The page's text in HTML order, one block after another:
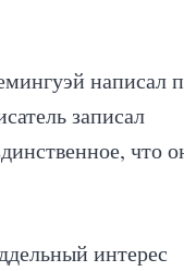
написал
записал
что
интерес